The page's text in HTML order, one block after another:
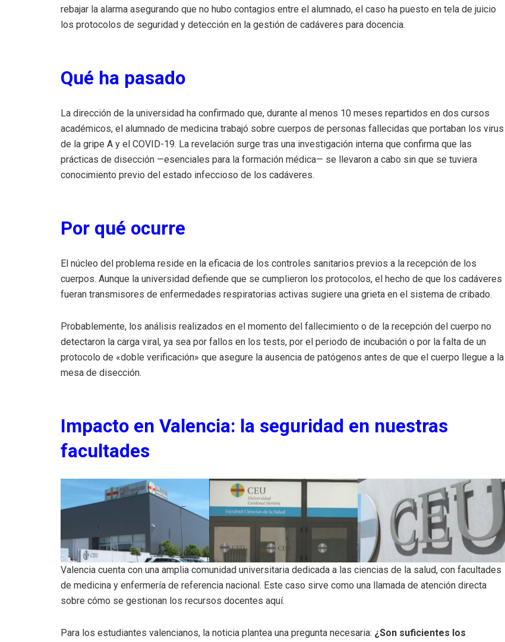
rebajar la alarma asegurando que no hubo contagios entre el alumnado, el caso ha puesto en tela de juicio
los protocolos de seguridad y detección en la gestión de cadáveres para docencia.
Qué ha pasado
La dirección de la universidad ha confirmado que, durante al menos 10 meses repartidos en dos cursos
académicos, el alumnado de medicina trabajó sobre cuerpos de personas fallecidas que portaban los virus
de la gripe A y el COVID-19. La revelación surge tras una investigación interna que confirma que las
prácticas de disección —esenciales para la formación médica— se llevaron a cabo sin que se tuviera
conocimiento previo del estado infeccioso de los cadáveres.
Por qué ocurre
El núcleo del problema reside en la eficacia de los controles sanitarios previos a la recepción de los
cuerpos. Aunque la universidad defiende que se cumplieron los protocolos, el hecho de que los cadáveres
fueran transmisores de enfermedades respiratorias activas sugiere una grieta en el sistema de cribado.
Probablemente, los análisis realizados en el momento del fallecimiento o de la recepción del cuerpo no
detectaron la carga viral, ya sea por fallos en los tests, por el periodo de incubación o por la falta de un
protocolo de «doble verificación» que asegure la ausencia de patógenos antes de que el cuerpo llegue a la
mesa de disección.
Impacto en Valencia: la seguridad en nuestras
facultades
Valencia cuenta con una amplia comunidad universitaria dedicada a las ciencias de la salud, con facultades
de medicina y enfermería de referencia nacional. Este caso sirve como una llamada de atención directa
sobre cómo se gestionan los recursos docentes aquí.
Para los estudiantes valencianos, la noticia plantea una pregunta necesaria: ¿Son suficientes los